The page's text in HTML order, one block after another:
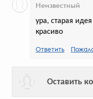
ура, старая
красиво
Неизвестный
Ответить
Оставить
запустили
культуру